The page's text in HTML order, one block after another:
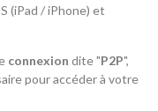
(iPad / iPhone) et
connexion dite "P2P",
pour accéder à votre